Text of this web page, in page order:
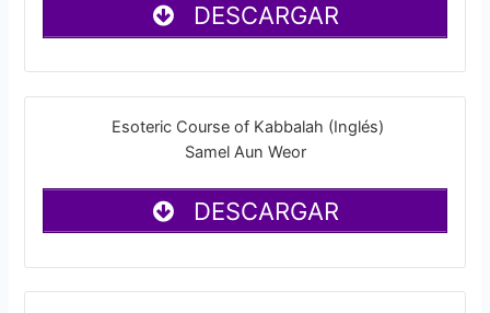
DESCARGAR
Esoteric Course of Kabbalah (Inglés)
Samel Aun Weor
DESCARGAR